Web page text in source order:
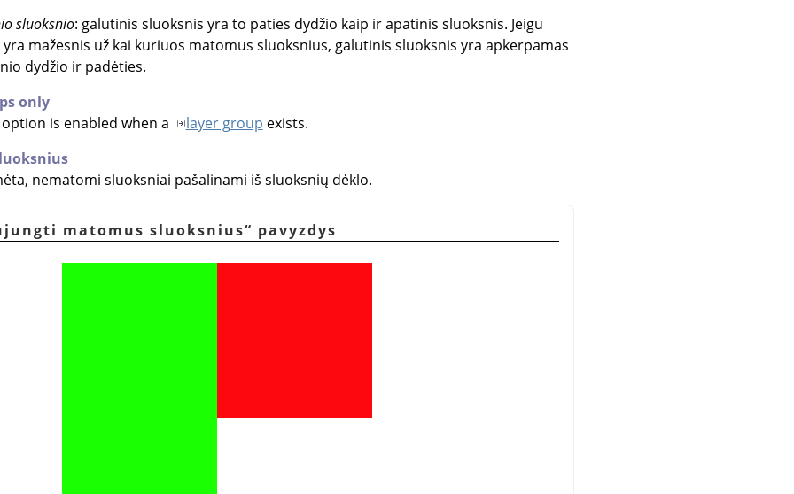
sluoksnio: galutinis sluoksnis yra to paties dydžio kaip ir apatinis sluoksnis. Jeigu
mažesnis už kai kuriuos matomus sluoksnius, galutinis sluoksnis yra apkerpamas
dydžio ir padėties.
only
is enabled when a
layer group exists.
nematomi sluoksniai pašalinami iš sluoksnių dėklo.
matomus sluoksnius“ pavyzdys